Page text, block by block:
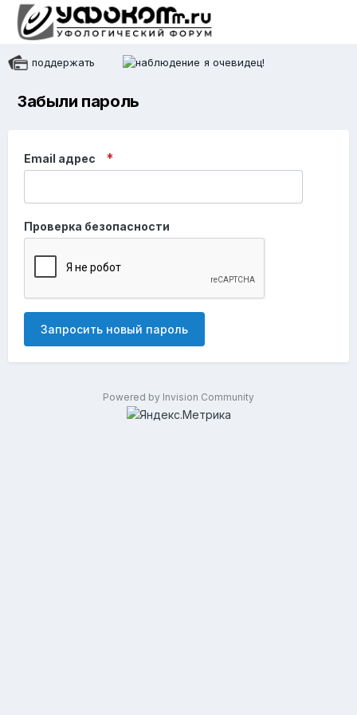
поддержать я очевидец!
Забыли пароль
Email адрес
Проверка безопасности
Запросить новый пароль
Powered by Invision Community